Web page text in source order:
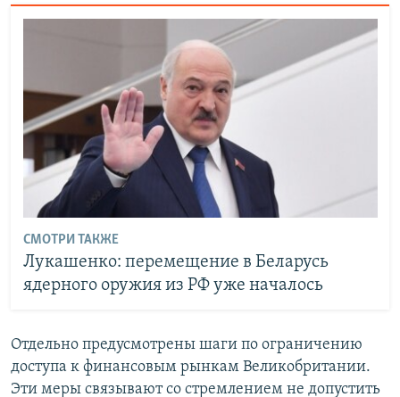
СМОТРИ ТАКЖЕ
Лукашенко: перемещение в Беларусь
ядерного оружия из РФ уже началось
Отдельно предусмотрены шаги по ограничению
доступа к финансовым рынкам Великобритании.
Эти меры связывают со стремлением не допустить